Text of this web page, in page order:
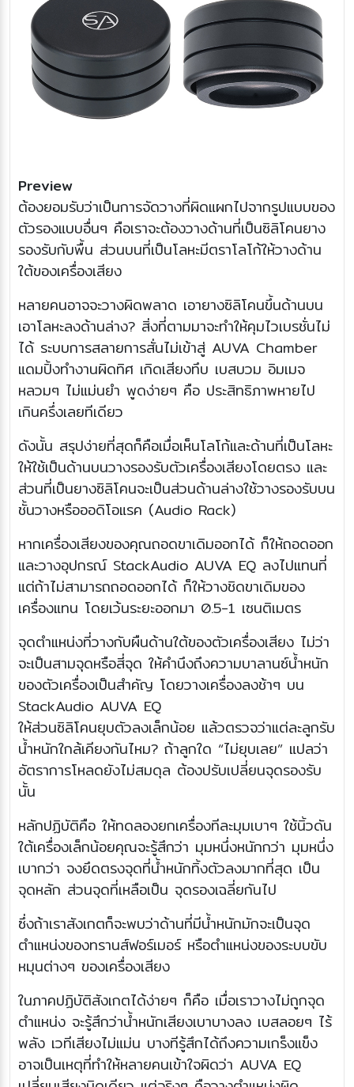
Preview
ต้องยอมรับว่าเป็นการจัดวางที่ผิดแผกไปจากรูปแบบของ
ตัวรองแบบอื่นๆ คือเราจะต้องวางด้านที่เป็นซิลิโคนยาง
รองรับกับพื้น ส่วนบนที่เป็นโลหะมีตราโลโก้ให้วางด้าน
ใต้ของเครื่องเสียง
หลายคนอาจจะวางผิดพลาด เอายางซิลิโคนขึ้นด้านบน
เอาโลหะลงด้านล่าง? สิ่งที่ตามมาจะทำให้คุมไวเบรชั่นไม่
ได้ ระบบการสลายการสั่นไม่เข้าสู่ AUVA Chamber
แดมปิ้งทำงานผิดทิศ เกิดเสียงทึบ เบสบวม อิมเมจ
หลวมๆ ไม่แม่นยำ พูดง่ายๆ คือ ประสิทธิภาพหายไป
เกินครึ่งเลยทีเดียว
ดังนั้น สรุปง่ายที่สุดก็คือเมื่อเห็นโลโก้และด้านที่เป็นโลหะ
ให้ใช้เป็นด้านบนวางรองรับตัวเครื่องเสียงโดยตรง และ
ส่วนที่เป็นยางซิลิโคนจะเป็นส่วนด้านล่างใช้วางรองรับบน
ชั้นวางหรือออดิโอแรค (Audio Rack)
หากเครื่องเสียงของคุณถอดขาเดิมออกได้ ก็ให้ถอดออก
และวางอุปกรณ์ StackAudio AUVA EQ ลงไปแทนที่
แต่ถ้าไม่สามารถถอดออกได้ ก็ให้วางชิดขาเดิมของ
เครื่องแทน โดยเว้นระยะออกมา 0.5-1 เซนติเมตร
จุดตำแหน่งที่วางกับผืนด้านใต้ของตัวเครื่องเสียง ไม่ว่า
จะเป็นสามจุดหรือสี่จุด ให้คำนึงถึงความบาลานซ์น้ำหนัก
ของตัวเครื่องเป็นสำคัญ โดยวางเครื่องลงช้าๆ บน
StackAudio AUVA EQ
ให้ส่วนซิลิโคนยุบตัวลงเล็กน้อย แล้วตรวจว่าแต่ละลูกรับ
น้ำหนักใกล้เคียงกันไหม? ถ้าลูกใด “ไม่ยุบเลย” แปลว่า
อัตราการโหลดยังไม่สมดุล ต้องปรับเปลี่ยนจุดรองรับ
นั้น
หลักปฏิบัติคือ ให้ทดลองยกเครื่องทีละมุมเบาๆ ใช้นิ้วดัน
ใต้เครื่องเล็กน้อยคุณจะรู้สึกว่า มุมหนึ่งหนักกว่า มุมหนึ่ง
เบากว่า จงยึดตรงจุดที่น้ำหนักทิ้งตัวลงมากที่สุด เป็น
จุดหลัก ส่วนจุดที่เหลือเป็น จุดรองเฉลี่ยกันไป
ซึ่งถ้าเราสังเกตก็จะพบว่าด้านที่มีน้ำหนักมักจะเป็นจุด
ตำแหน่งของทรานส์ฟอร์เมอร์ หรือตำแหน่งของระบบขับ
หมุนต่างๆ ของเครื่องเสียง
ในภาคปฏิบัติสังเกตได้ง่ายๆ ก็คือ เมื่อเราวางไม่ถูกจุด
ตำแหน่ง จะรู้สึกว่าน้ำหนักเสียงเบาบางลง เบสลอยๆ ไร้
พลัง เวทีเสียงไม่แม่น บางทีรู้สึกได้ถึงความเกร็งแข็ง
อาจเป็นเหตุที่ทำให้หลายคนเข้าใจผิดว่า AUVA EQ